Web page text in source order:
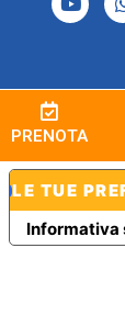
PRENOTA
Informativa
LE TUE